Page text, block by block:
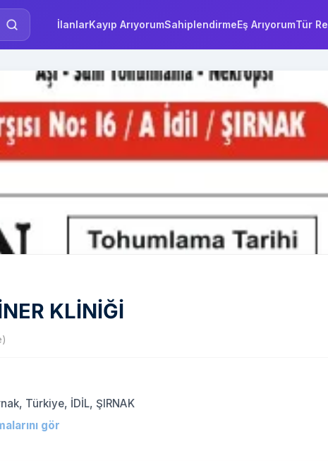
İlanlarKayıp ArıyorumSahiplendirmeEş ArıyorumTür
KLİNİĞİ
Türkiye, İDİL, ŞIRNAK
gör